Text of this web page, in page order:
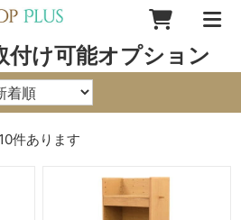
け可能オプション
10件あります